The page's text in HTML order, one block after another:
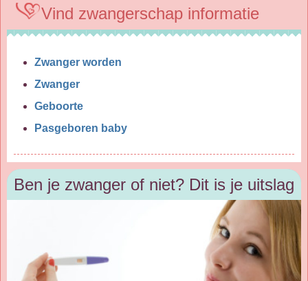
Vind zwangerschap informatie
Zwanger worden
Zwanger
Geboorte
Pasgeboren baby
Ben je zwanger of niet? Dit is je uitslag